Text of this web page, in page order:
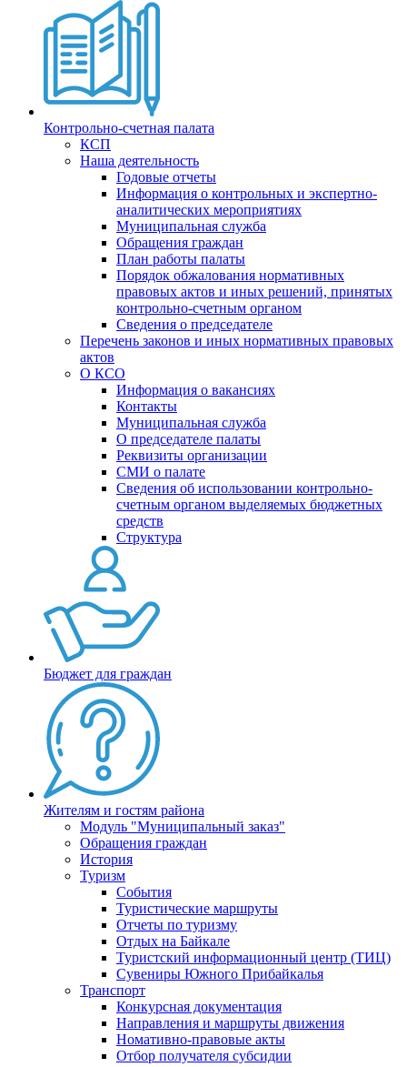
Контрольно-счетная палата
КСП
Наша деятельность
Годовые отчеты
Информация о контрольных и экспертно-
аналитических мероприятиях
Муниципальная служба
Обращения граждан
План работы палаты
Порядок обжалования нормативных
правовых актов и иных решений, принятых
контрольно-счетным органом
Сведения о председателе
Перечень законов и иных нормативных правовых
актов
О КСО
Информация о вакансиях
Контакты
Муниципальная служба
О председателе палаты
Реквизиты организации
СМИ о палате
Сведения об использовании контрольно-
счетным органом выделяемых бюджетных
средств
Структура
Бюджет для граждан
Жителям и гостям района
Модуль "Муниципальный заказ"
Обращения граждан
История
Туризм
События
Туристические маршруты
Отчеты по туризму
Отдых на Байкале
Туристский информационный центр (ТИЦ)
Сувениры Южного Прибайкалья
Транспорт
Конкурсная документация
Направления и маршруты движения
Номативно-правовые акты
Отбор получателя субсидии